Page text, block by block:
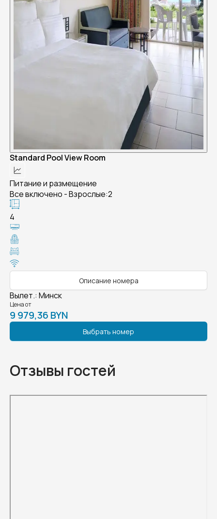
Standard Pool View Room
Питание и размещение
Все включено - Взрослые:2
4
Описание номера
Вылет.: Минск
Цена от
9 979,36 BYN
Выбрать номер
Отзывы гостей